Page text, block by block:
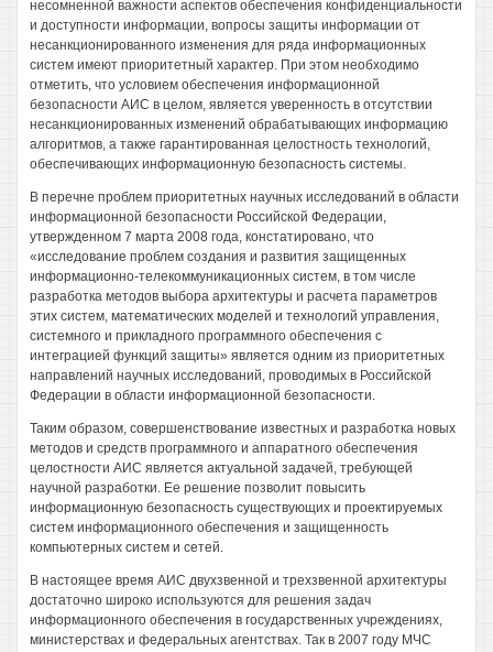
несомненной важности аспектов обеспечения конфиденциальности
и доступности информации, вопросы защиты информации от
несанкционированного изменения для ряда информационных
систем имеют приоритетный характер. При этом необходимо
отметить, что условием обеспечения информационной
безопасности АИС в целом, является уверенность в отсутствии
несанкционированных изменений обрабатывающих информацию
алгоритмов, а также гарантированная целостность технологий,
обеспечивающих информационную безопасность системы.
В перечне проблем приоритетных научных исследований в области
информационной безопасности Российской Федерации,
утвержденном 7 марта 2008 года, констатировано, что
«исследование проблем создания и развития защищенных
информационно-телекоммуникационных систем, в том числе
разработка методов выбора архитектуры и расчета параметров
этих систем, математических моделей и технологий управления,
системного и прикладного программного обеспечения с
интеграцией функций защиты» является одним из приоритетных
направлений научных исследований, проводимых в Российской
Федерации в области информационной безопасности.
Таким образом, совершенствование известных и разработка новых
методов и средств программного и аппаратного обеспечения
целостности АИС является актуальной задачей, требующей
научной разработки. Ее решение позволит повысить
информационную безопасность существующих и проектируемых
систем информационного обеспечения и защищенность
компьютерных систем и сетей.
В настоящее время АИС двухзвенной и трехзвенной архитектуры
достаточно широко используются для решения задач
информационного обеспечения в государственных учреждениях,
министерствах и федеральных агентствах. Так в 2007 году МЧС